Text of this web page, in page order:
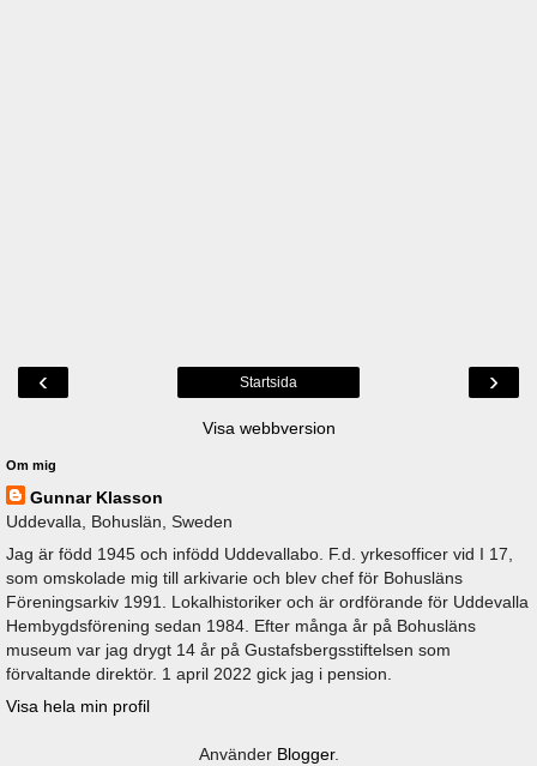
‹ ›
Startsida
Visa webbversion
Om mig
Gunnar Klasson
Uddevalla, Bohuslän, Sweden
Jag är född 1945 och infödd Uddevallabo. F.d. yrkesofficer vid I 17,
som omskolade mig till arkivarie och blev chef för Bohusläns
Föreningsarkiv 1991. Lokalhistoriker och är ordförande för Uddevalla
Hembygdsförening sedan 1984. Efter många år på Bohusläns
museum var jag drygt 14 år på Gustafsbergsstiftelsen som
förvaltande direktör. 1 april 2022 gick jag i pension.
Visa hela min profil
Använder Blogger.